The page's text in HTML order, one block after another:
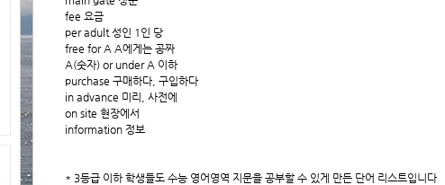
fee 요금
per adult 성인 1인 당
free for A A에게는 공짜
A(숫자) or under A 이하
purchase 구매하다, 구입하다
in advance 미리, 사전에
on site 현장에서
information 정보
* 3등급 이하 학생들도 수능 영어영역 지문을 공부할 수 있게 만든 단어 리스트입니다